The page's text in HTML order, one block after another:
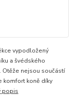
vypodložený
a švédského
Otěže nejsou součástí
komfort koně díky
popis